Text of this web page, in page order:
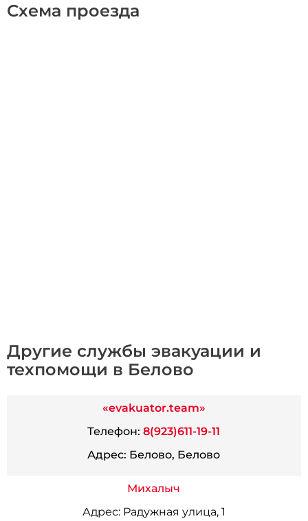
Схема проезда
Другие службы эвакуации и
техпомощи в Белово
«evakuator.team»
Телефон: 8(923)611-19-11
Адрес: Белово, Белово
Михалыч
Адрес:Радужная улица, 1